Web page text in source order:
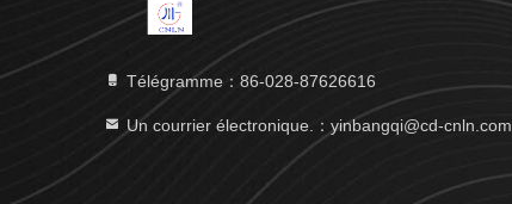
Télégramme：86-028-87626616
Un courrier électronique.：yinbangqi@cd-cnln.com